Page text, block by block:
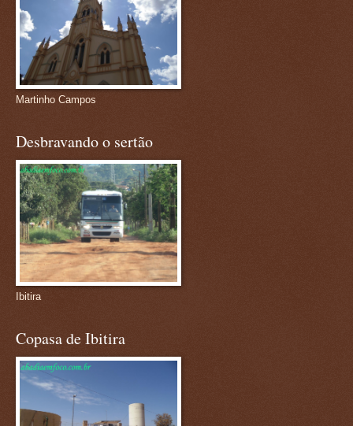
Martinho Campos
Desbravando o sertão
Ibitira
Copasa de Ibitira